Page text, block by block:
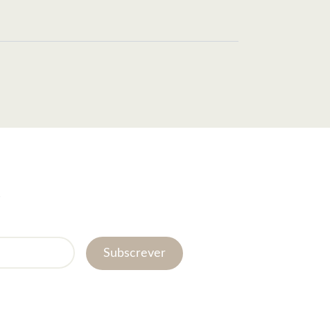
Subscrever